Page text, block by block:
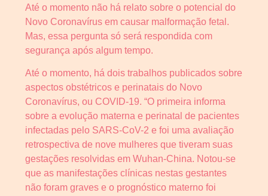
Até o momento não há relato sobre o potencial do
Novo Coronavírus em causar malformação fetal.
Mas, essa pergunta só será respondida com
segurança após algum tempo.
Até o momento, há dois trabalhos publicados sobre
aspectos obstétricos e perinatais do Novo
Coronavírus, ou COVID-19. “O primeira informa
sobre a evolução materna e perinatal de pacientes
infectadas pelo SARS-CoV-2 e foi uma avaliação
retrospectiva de nove mulheres que tiveram suas
gestações resolvidas em Wuhan-China. Notou-se
que as manifestações clínicas nestas gestantes
não foram graves e o prognóstico materno foi